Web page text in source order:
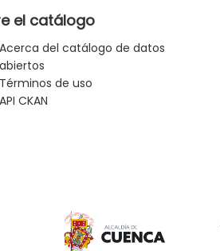
el catálogo
Acerca del catálogo de datos
abiertos
Términos de uso
API CKAN